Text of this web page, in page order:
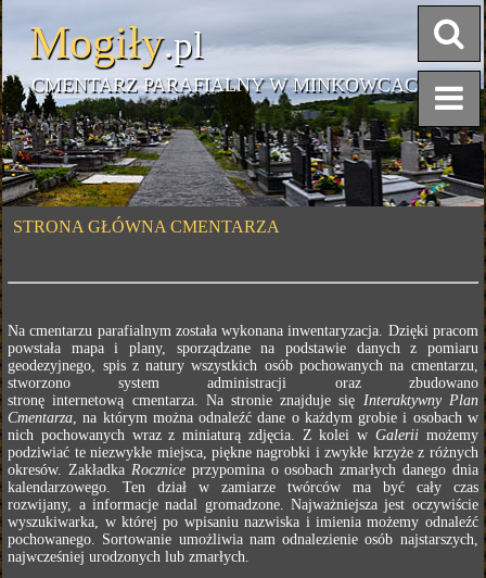
Mogiły.pl
CMENTARZ PARAFIALNY W MINKOWCACH
STRONA GŁÓWNA CMENTARZA
Na cmentarzu parafialnym została wykonana inwentaryzacja. Dzięki pracom
powstała mapa i plany, sporządzane na podstawie danych z pomiaru
geodezyjnego, spis z natury wszystkich osób pochowanych na cmentarzu,
stworzono system administracji oraz zbudowano
stronę internetową cmentarza. Na stronie znajduje się Interaktywny Plan
Cmentarza, na którym można odnaleźć dane o każdym grobie i osobach w
nich pochowanych wraz z miniaturą zdjęcia. Z kolei w Galerii możemy
podziwiać te niezwykłe miejsca, piękne nagrobki i zwykłe krzyże z różnych
okresów. Zakładka Roczniceprzypomina o osobach zmarłych danego dnia
kalendarzowego. Ten dział w zamiarze twórców ma być cały czas
rozwijany, a informacje nadal gromadzone. Najważniejsza jest oczywiście
wyszukiwarka, w której po wpisaniu nazwiska i imienia możemy odnaleźć
pochowanego. Sortowanie umożliwia nam odnalezienie osób najstarszych,
najwcześniej urodzonych lub zmarłych.